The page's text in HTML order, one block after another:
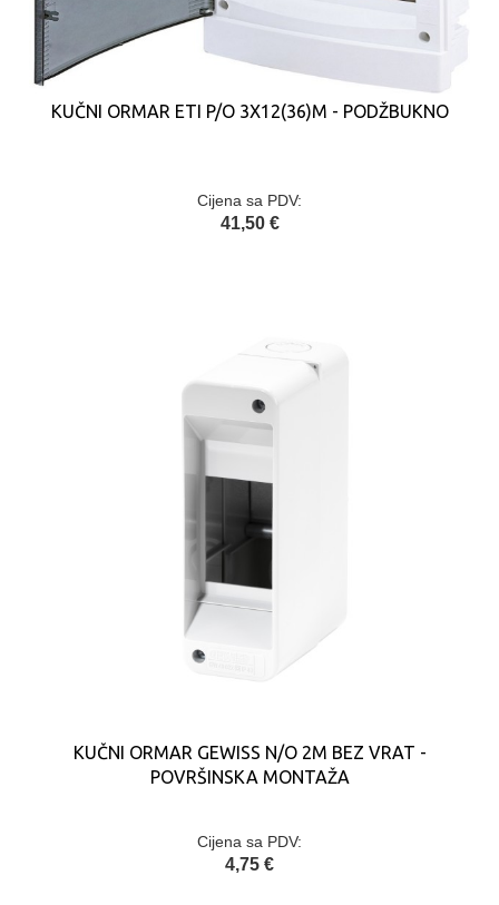
KUČNI ORMAR ETI P/O 3X12(36)M - PODŽBUKNO
Cijena sa PDV:
41,50 €
KUČNI ORMAR GEWISS N/O 2M BEZ VRAT -
POVRŠINSKA MONTAŽA
Cijena sa PDV:
4,75 €